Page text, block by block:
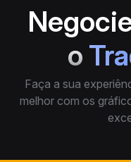
o
Faça a sua
melhor com os